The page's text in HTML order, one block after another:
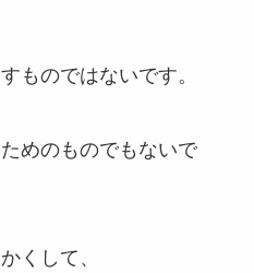
ものではないです。
めのものでもないで
くして、